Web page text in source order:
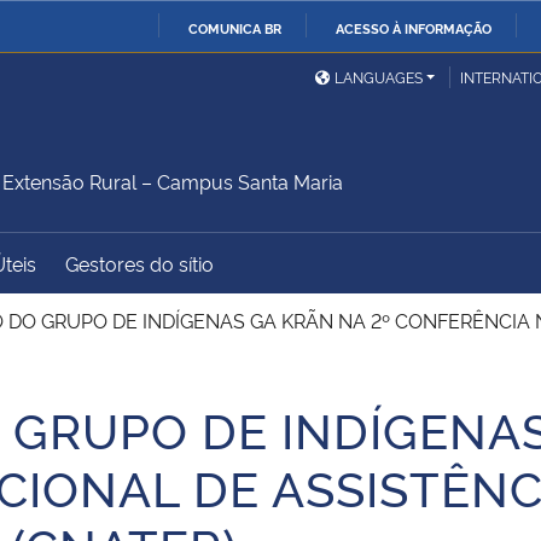
COMUNICA BR ACESSO À INFORMAÇÃO
Ministério da Defesa
Ministério das Relações
Exteriores
Ministério do
Desenvolvimento Regional
União
Banco Central do Brasil
LANGUAGES
Rural – Campus Santa Maria
Gestores do sítio
DO GRUPO DE INDÍGENAS GA KRÃN NA 2º
DE
DE